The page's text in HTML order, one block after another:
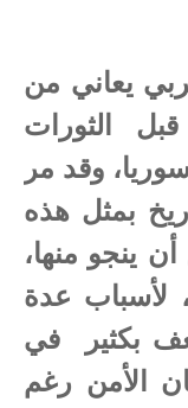
يعاني من
الثورات
وقد مر
بمثل هذه
ينجو منها،
لأسباب عدة
بكثير
في
الأمن رغم